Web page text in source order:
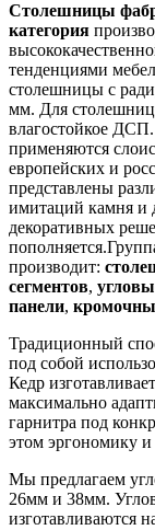
Столешницы
категория
тенденциями
столешницы с
мм. Для
влагостойкое ДСП.
применяются
европейских и
представлены
имитаций камня и
декоративных
производит:
сегментов,
панели,
Традиционный
под собой
Кедр
максимально
гарнитра под
этом эргономику и
Мы предлагаем
26мм и 38мм.
изготавливаются